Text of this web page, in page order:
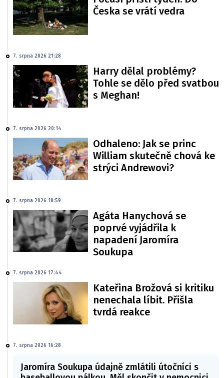
Česka se vrátí vedra
7. srpna 2026 21:28
Harry dělal problémy?
Tohle se dělo před svatbou
s Meghan!
7. srpna 2026 20:14
Odhaleno: Jak se princ
William skutečně chová ke
strýci Andrewovi?
7. srpna 2026 18:59
Agáta Hanychová se
poprvé vyjádřila k
napadení Jaromíra
Soukupa
7. srpna 2026 17:44
Kateřina Brožová si kritiku
nenechala líbit. Přišla
tvrdá reakce
7. srpna 2026 16:28
Jaromíra Soukupa údajně zmlátili útočníci s